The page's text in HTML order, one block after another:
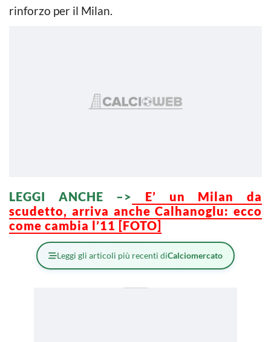
rinforzo per il Milan.
LEGGI ANCHE –> E’ un Milan da
scudetto, arriva anche Calhanoglu: ecco
come cambia l’11 [FOTO]
Leggi gli articoli più recenti diCalciomercato